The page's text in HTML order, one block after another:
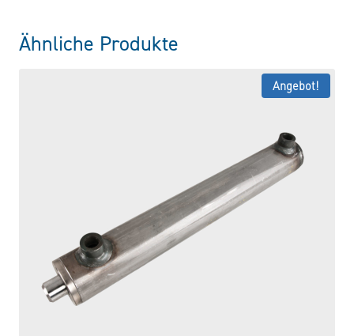
Ähnliche Produkte
Angebot!